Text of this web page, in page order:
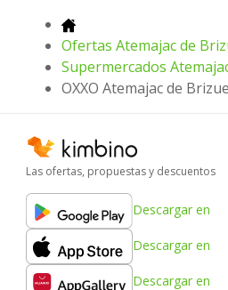
Ofertas Atemajac de
Supermercados
OXXO Atemajac de
Las ofertas, propuestas y descuentos
Descargar en
Descargar en
Descargar en